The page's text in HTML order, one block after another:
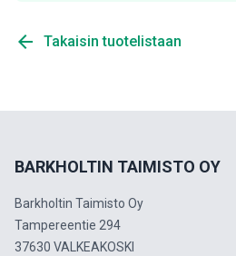
arrow_back Takaisin tuotelistaan
BARKHOLTIN TAIMISTO OY
Barkholtin Taimisto Oy
Tampereentie 294
37630 VALKEAKOSKI